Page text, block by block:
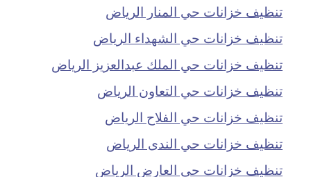
تنظيف خزانات حي المنار الرياض
تنظيف خزانات حي الشهداء الرياض
تنظيف خزانات حي الملك عبدالعزيز الرياض
تنظيف خزانات حي التعاون الرياض
تنظيف خزانات حي الفلاح الرياض
تنظيف خزانات حي الندى الرياض
تنظيف خزانات حي العارض الرياض